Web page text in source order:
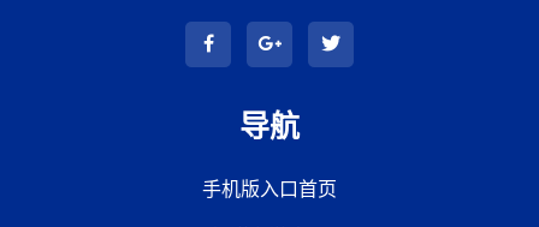
导航
手机版入口首页